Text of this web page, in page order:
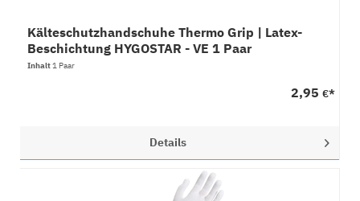
Kälteschutzhandschuhe Thermo Grip | Latex-
Beschichtung HYGOSTAR - VE 1 Paar
Inhalt1 Paar
2,95 €*
Details